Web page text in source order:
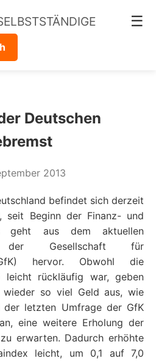
☰
Deutschen
2013
befindet sich derzeit
seit Beginn der Finanz- und
geht aus dem aktuellen
der Gesellschaft für
hervor. Obwohl die
leicht rückläufig war, geben
wieder so viel Geld aus, wie
der letzten Umfrage der GfK
eine weitere Erholung der
erwarten. Dadurch erhöhte
leicht, um 0,1 auf 7,0